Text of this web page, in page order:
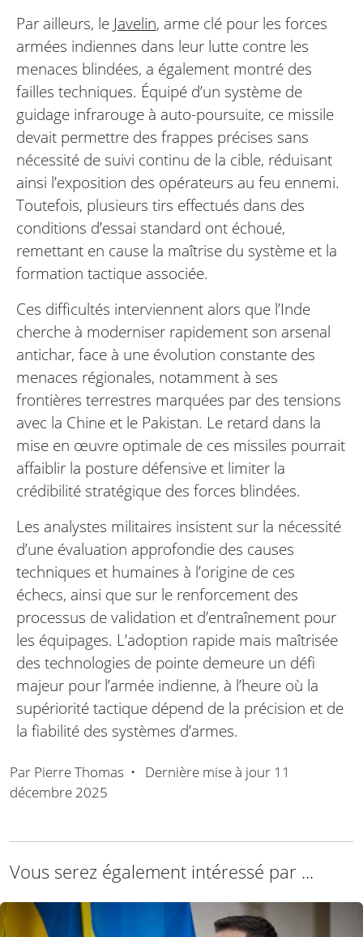
Par ailleurs, le Javelin, arme clé pour les forces
armées indiennes dans leur lutte contre les
menaces blindées, a également montré des
failles techniques. Équipé d’un système de
guidage infrarouge à auto-poursuite, ce missile
devait permettre des frappes précises sans
nécessité de suivi continu de la cible, réduisant
ainsi l’exposition des opérateurs au feu ennemi.
Toutefois, plusieurs tirs effectués dans des
conditions d’essai standard ont échoué,
remettant en cause la maîtrise du système et la
formation tactique associée.
Ces difficultés interviennent alors que l’Inde
cherche à moderniser rapidement son arsenal
antichar, face à une évolution constante des
menaces régionales, notamment à ses
frontières terrestres marquées par des tensions
avec la Chine et le Pakistan. Le retard dans la
mise en œuvre optimale de ces missiles pourrait
affaiblir la posture défensive et limiter la
crédibilité stratégique des forces blindées.
Les analystes militaires insistent sur la nécessité
d’une évaluation approfondie des causes
techniques et humaines à l’origine de ces
échecs, ainsi que sur le renforcement des
processus de validation et d’entraînement pour
les équipages. L’adoption rapide mais maîtrisée
des technologies de pointe demeure un défi
majeur pour l’armée indienne, à l’heure où la
supériorité tactique dépend de la précision et de
la fiabilité des systèmes d’armes.
Par Pierre Thomas • Dernière mise à jour 11
décembre 2025
Vous serez également intéressé par ...